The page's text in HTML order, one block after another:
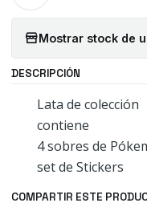
Mostrar stock de
DESCRIPCIÓN
Lata de colección
contiene
4 sobres de
set de Stickers
COMPARTIR ESTE